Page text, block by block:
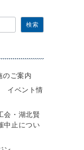
検索
のご案内
イベント情
会・湖北賢
中止につい